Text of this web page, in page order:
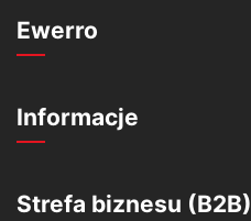
Ewerro
Informacje
Strefa biznesu (B2B)